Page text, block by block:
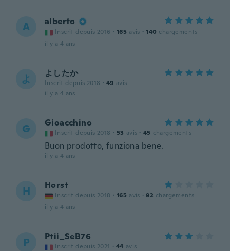
A alberto
Inscrit depuis 2016 · 165 avis · 140 chargements
il y a 4 ans
よ よしたか
Inscrit depuis 2018 · 49 avis
il y a 4 ans
G Gioacchino
Inscrit depuis 2018 · 53 avis · 45 chargements
Buon prodotto, funziona bene.
il y a 4 ans
H Horst
Inscrit depuis 2018 · 165 avis · 92 chargements
il y a 4 ans
P Ptii_SeB76
Inscrit depuis 2021 · 44 avis